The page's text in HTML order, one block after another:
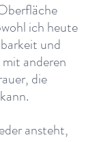
ich heute
und
anderen
die
ansteht,